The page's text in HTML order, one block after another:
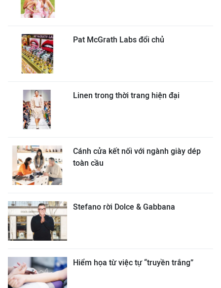
Pat McGrath Labs đổi chủ
Linen trong thời trang hiện đại
Cánh cửa kết nối với ngành giày dép
toàn cầu
Stefano rời Dolce & Gabbana
Hiểm họa từ việc tự “truyền trắng”